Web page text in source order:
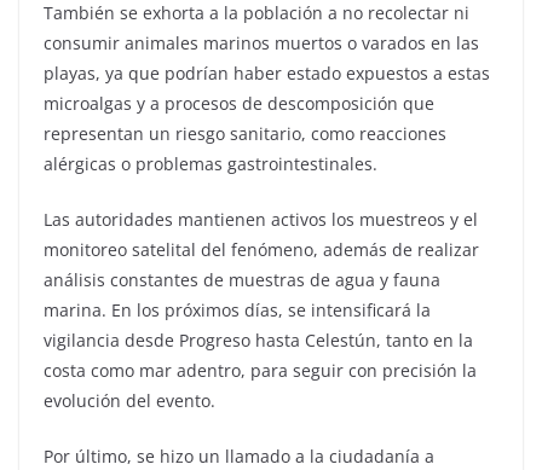
También se exhorta a la población a no recolectar ni
consumir animales marinos muertos o varados en las
playas, ya que podrían haber estado expuestos a estas
microalgas y a procesos de descomposición que
representan un riesgo sanitario, como reacciones
alérgicas o problemas gastrointestinales.
Las autoridades mantienen activos los muestreos y el
monitoreo satelital del fenómeno, además de realizar
análisis constantes de muestras de agua y fauna
marina. En los próximos días, se intensificará la
vigilancia desde Progreso hasta Celestún, tanto en la
costa como mar adentro, para seguir con precisión la
evolución del evento.
Por último, se hizo un llamado a la ciudadanía a